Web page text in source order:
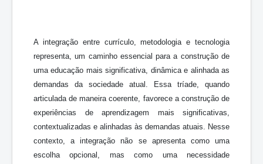
A integração entre currículo, metodologia e tecnologia
representa, um caminho essencial para a construção de
uma educação mais significativa, dinâmica e alinhada as
demandas da sociedade atual. Essa tríade, quando
articulada de maneira coerente, favorece a construção de
experiências de aprendizagem mais significativas,
contextualizadas e alinhadas às demandas atuais. Nesse
contexto, a integração não se apresenta como uma
escolha opcional, mas como uma necessidade